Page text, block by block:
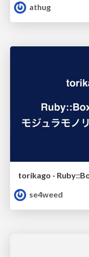
athug
se4weed